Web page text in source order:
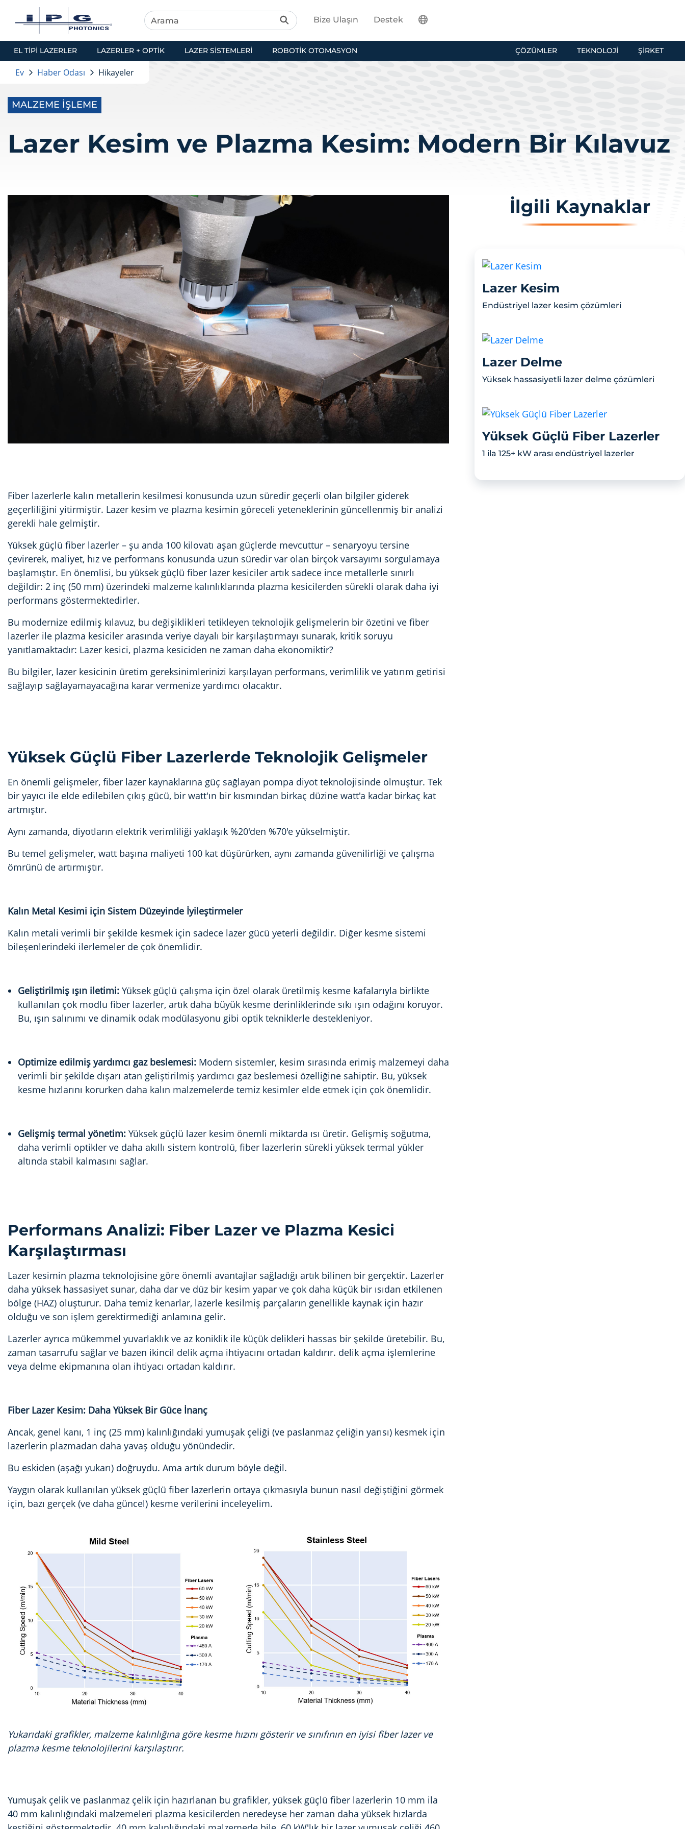
EL TIPI LAZERLER LAZERLER + OPTIK LAZER SISTEMLERI ROBOTIK OTOMASYON ÇÖZÜMLER TEKNOLOJI ŞIRKET
Bize Ulaşın Destek
Ev Haber Odası Hikayeler
MALZEME İŞLEME
Lazer Kesim ve Plazma Kesim: Modern Bir Kılavuz
Fiber lazerlerle kalın metallerin kesilmesi konusunda uzun süredir geçerli olan bilgiler giderek
geçerliliğini yitirmiştir. Lazer kesim ve plazma kesimin göreceli yeteneklerinin güncellenmiş bir analizi
gerekli hale gelmiştir.
Yüksek güçlü fiber lazerler – şu anda 100 kilovatı aşan güçlerde mevcuttur – senaryoyu tersine
çevirerek, maliyet, hız ve performans konusunda uzun süredir var olan birçok varsayımı sorgulamaya
başlamıştır. En önemlisi, bu yüksek güçlü fiber lazer kesiciler artık sadece ince metallerle sınırlı
değildir: 2 inç (50 mm) üzerindeki malzeme kalınlıklarında plazma kesicilerden sürekli olarak daha iyi
performans göstermektedirler.
Bu modernize edilmiş kılavuz, bu değişiklikleri tetikleyen teknolojik gelişmelerin bir özetini ve fiber
lazerler ile plazma kesiciler arasında veriye dayalı bir karşılaştırmayı sunarak, kritik soruyu
yanıtlamaktadır: Lazer kesici, plazma kesiciden ne zaman daha ekonomiktir?
Bu bilgiler, lazer kesicinin üretim gereksinimlerinizi karşılayan performans, verimlilik ve yatırım getirisi
sağlayıp sağlayamayacağına karar vermenize yardımcı olacaktır.
Yüksek Güçlü Fiber Lazerlerde Teknolojik Gelişmeler
En önemli gelişmeler, fiber lazer kaynaklarına güç sağlayan pompa diyot teknolojisinde olmuştur. Tek
bir yayıcı ile elde edilebilen çıkış gücü, bir watt'ın bir kısmından birkaç düzine watt'a kadar birkaç kat
artmıştır.
Aynı zamanda, diyotların elektrik verimliliği yaklaşık %20'den %70'e yükselmiştir.
Bu temel gelişmeler, watt başına maliyeti 100 kat düşürürken, aynı zamanda güvenilirliği ve çalışma
ömrünü de artırmıştır.
Kalın Metal Kesimi için Sistem Düzeyinde İyileştirmeler
Kalın metali verimli bir şekilde kesmek için sadece lazer gücü yeterli değildir. Diğer kesme sistemi
bileşenlerindeki ilerlemeler de çok önemlidir.
Geliştirilmiş ışın iletimi: Yüksek güçlü çalışma için özel olarak üretilmiş kesme kafalarıyla birlikte
kullanılan çok modlu fiber lazerler, artık daha büyük kesme derinliklerinde sıkı ışın odağını koruyor.
Bu, ışın salınımı ve dinamik odak modülasyonu gibi optik tekniklerle destekleniyor.
Optimize edilmiş yardımcı gaz beslemesi: Modern sistemler, kesim sırasında erimiş malzemeyi daha
verimli bir şekilde dışarı atan geliştirilmiş yardımcı gaz beslemesi özelliğine sahiptir. Bu, yüksek
kesme hızlarını korurken daha kalın malzemelerde temiz kesimler elde etmek için çok önemlidir.
Gelişmiş termal yönetim: Yüksek güçlü lazer kesim önemli miktarda ısı üretir. Gelişmiş soğutma,
daha verimli optikler ve daha akıllı sistem kontrolü, fiber lazerlerin sürekli yüksek termal yükler
altında stabil kalmasını sağlar.
Performans Analizi: Fiber Lazer ve Plazma Kesici
Karşılaştırması
Lazer kesimin plazma teknolojisine göre önemli avantajlar sağladığı artık bilinen bir gerçektir. Lazerler
daha yüksek hassasiyet sunar, daha dar ve düz bir kesim yapar ve çok daha küçük bir ısıdan etkilenen
bölge (HAZ) oluşturur. Daha temiz kenarlar, lazerle kesilmiş parçaların genellikle kaynak için hazır
olduğu ve son işlem gerektirmediği anlamına gelir.
Lazerler ayrıca mükemmel yuvarlaklık ve az koniklik ile küçük delikleri hassas bir şekilde üretebilir. Bu,
zaman tasarrufu sağlar ve bazen ikincil delik açma ihtiyacını ortadan kaldırır. delik açma işlemlerine
veya delme ekipmanına olan ihtiyacı ortadan kaldırır.
Fiber Lazer Kesim: Daha Yüksek Bir Güce İnanç
Ancak, genel kanı, 1 inç (25 mm) kalınlığındaki yumuşak çeliği (ve paslanmaz çeliğin yarısı) kesmek için
lazerlerin plazmadan daha yavaş olduğu yönündedir.
Bu eskiden (aşağı yukarı) doğruydu. Ama artık durum böyle değil.
Yaygın olarak kullanılan yüksek güçlü fiber lazerlerin ortaya çıkmasıyla bunun nasıl değiştiğini görmek
için, bazı gerçek (ve daha güncel) kesme verilerini inceleyelim.
Yukarıdaki grafikler, malzeme kalınlığına göre kesme hızını gösterir ve sınıfının en iyisi fiber lazer ve
plazma kesme teknolojilerini karşılaştırır.
Yumuşak çelik ve paslanmaz çelik için hazırlanan bu grafikler, yüksek güçlü fiber lazerlerin 10 mm ila
40 mm kalınlığındaki malzemeleri plazma kesicilerden neredeyse her zaman daha yüksek hızlarda
İlgili Kaynaklar
Lazer Kesim
Endüstriyel lazer kesim çözümleri
Lazer Delme
Yüksek hassasiyetli lazer delme çözümleri
Yüksek Güçlü Fiber Lazerler
1 ila 125+ kW arası endüstriyel lazerler